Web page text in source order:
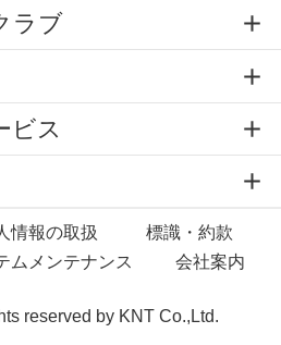
ラブ
ビス
情報の取扱
標識・約款
ムメンテナンス 会社案内
reserved by KNT Co.,Ltd.